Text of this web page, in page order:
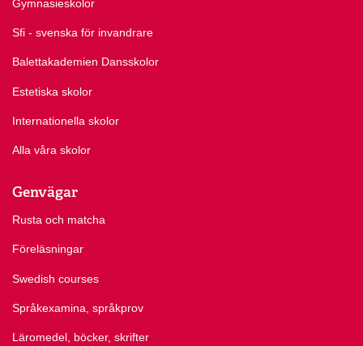
Gymnasieskolor
Sfi - svenska för invandrare
Balettakademien Dansskolor
Estetiska skolor
Internationella skolor
Alla våra skolor
Genvägar
Rusta och matcha
Föreläsningar
Swedish courses
Språkexamina, språkprov
Läromedel, böcker, skrifter